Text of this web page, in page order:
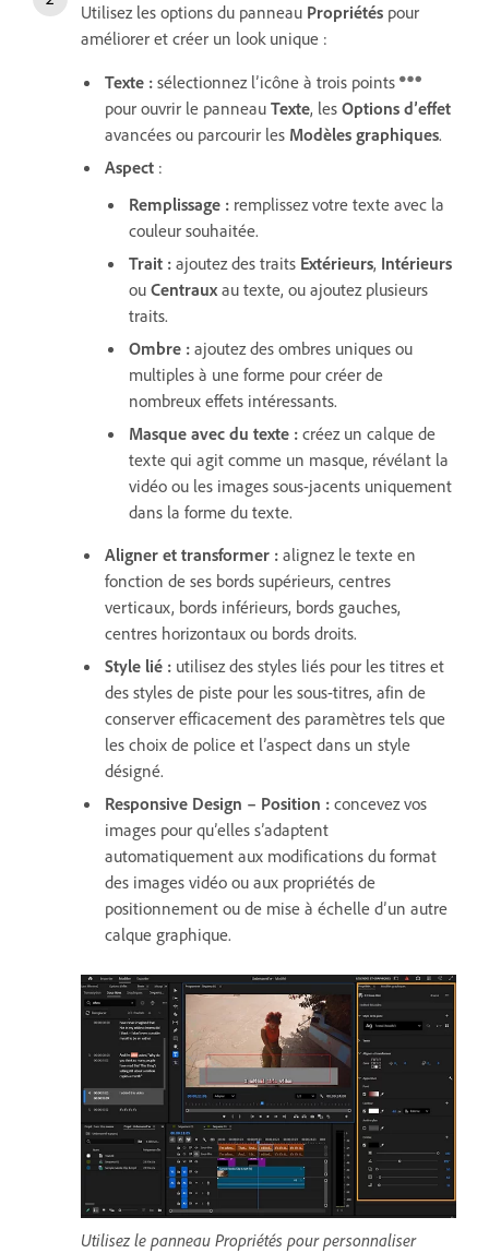
Utilisez les options du panneau Propriétés pour
améliorer et créer un look unique :
Texte : sélectionnez l’icône à trois points
pour ouvrir le panneau Texte, les Options d’effet
avancées ou parcourir les Modèles graphiques.
Aspect :
Remplissage : remplissez votre texte avec la
couleur souhaitée.
Trait : ajoutez des traits Extérieurs, Intérieurs
ou Centrauxau texte, ou ajoutez plusieurs
traits.
Ombre : ajoutez des ombres uniques ou
multiples à une forme pour créer de
nombreux effets intéressants.
Masque avec du texte : créez un calque de
texte qui agit comme un masque, révélant la
vidéo ou les images sous-jacents uniquement
dans la forme du texte.
Aligner et transformer : alignez le texte en
fonction de ses bords supérieurs, centres
verticaux, bords inférieurs, bords gauches,
centres horizontaux ou bords droits.
Style lié : utilisez des styles liés pour les titres et
des styles de piste pour les sous-titres, afin de
conserver efficacement des paramètres tels que
les choix de police et l’aspect dans un style
désigné.
Responsive Design – Position : concevez vos
images pour qu’elles s’adaptent
automatiquement aux modifications du format
des images vidéo ou aux propriétés de
positionnement ou de mise à échelle d’un autre
calque graphique.
Utilisez le panneau Propriétés pour personnaliser